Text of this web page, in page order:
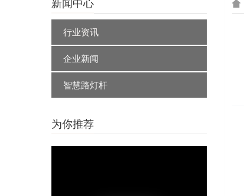
新闻中心
行业资讯
企业新闻
智慧路灯杆
为你推荐